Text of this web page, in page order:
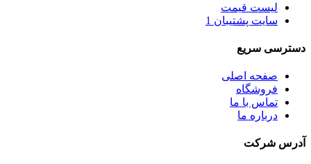
لیست قیمت
سایت پشتیبان 1
دسترسی سریع
صفحه اصلی
فروشگاه
تماس با ما
درباره ما
آدرس شرکت